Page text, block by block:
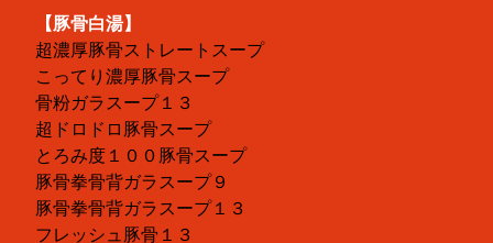
【豚骨白湯】
超濃厚豚骨ストレートスープ
こってり濃厚豚骨スープ
骨粉ガラスープ１３
超ドロドロ豚骨スープ
とろみ度１００豚骨スープ
豚骨拳骨背ガラスープ９
豚骨拳骨背ガラスープ１３
フレッシュ豚骨１３